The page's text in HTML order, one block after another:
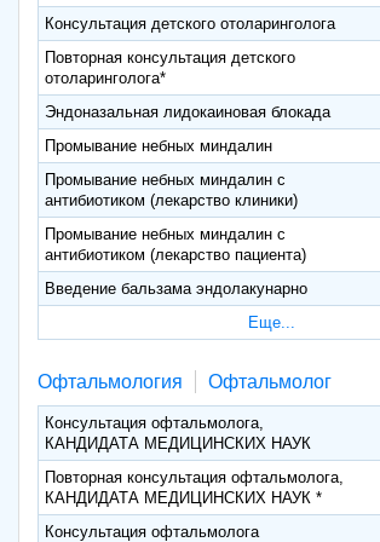
Консультация детского отоларинголога
Повторная консультация детского
отоларинголога*
Эндоназальная лидокаиновая блокада
Промывание небных миндалин
Промывание небных миндалин с
антибиотиком (лекарство клиники)
Промывание небных миндалин с
антибиотиком (лекарство пациента)
Введение бальзама эндолакунарно
Еще...
Офтальмология Офтальмолог
Консультация офтальмолога,
КАНДИДАТА МЕДИЦИНСКИХ НАУК
Повторная консультация офтальмолога,
КАНДИДАТА МЕДИЦИНСКИХ НАУК *
Консультация офтальмолога